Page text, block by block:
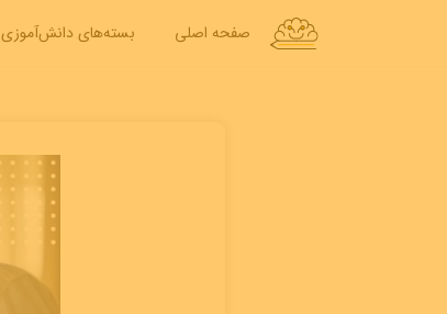
صفحه اصلی بسته‌های دانش‌آموزی